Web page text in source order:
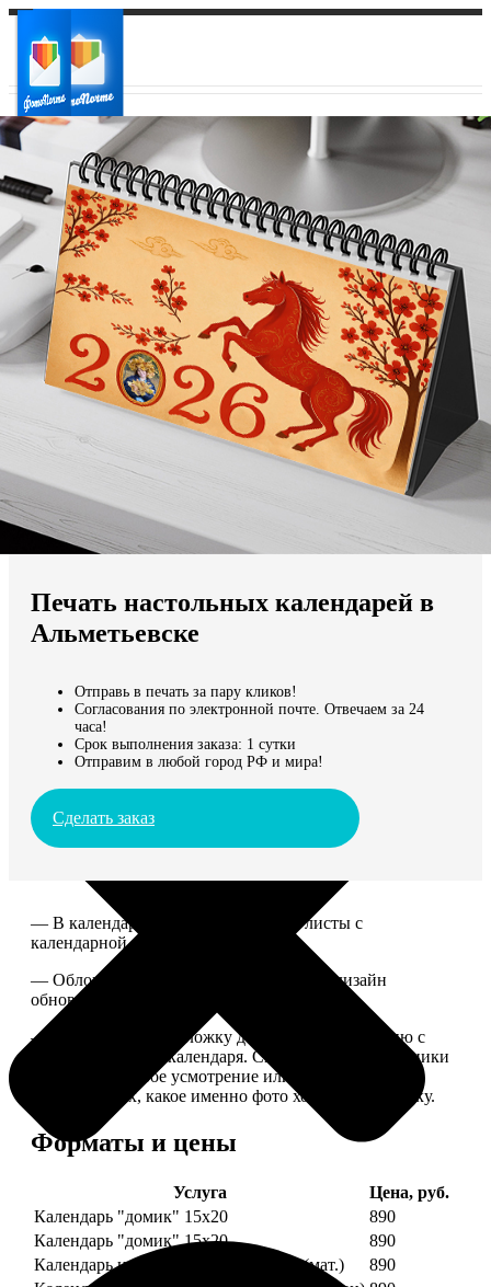
Ваш город:
Ваш регион доставки
Выберите из списка:
Мы доставляем по всему миру
Продолжить без города
Печать настольных календарей в
Альметьевске
Отправь в печать за пару кликов!
Согласования по электронной почте. Отвечаем за 24
часа!
Срок выполнения заказа: 1 сутки
Отправим в любой город РФ и мира!
Сделать заказ
— В календаре 13 листов: обложка+листы с
календарной сеткой.
— Обложка для календаря стандартная, дизайн
обновляем каждый год.
— В кружочек на обложку добавляем фотографию с
одной из страниц календаря. Снимок наши сотрудники
выбирают на свое усмотрение или пишите в
комментариях, какое именно фото хотите на обложку.
Форматы и цены
Услуга
Цена, руб.
Календарь "домик" 15х20
890
Календарь "домик" 15х20
890
Календарь настольный А5 210х148 (мат.)
890